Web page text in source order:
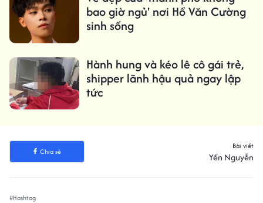
bao giờ ngủ' nơi Hồ Văn Cường
sinh sống
Hành hung và kéo lê cô gái trẻ,
shipper lãnh hậu quả ngay lập
tức
Chia sẻ
Bài viết
Yến Nguyễn
#Hashtag